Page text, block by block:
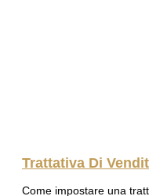
Trattativa Di
Come impostare una